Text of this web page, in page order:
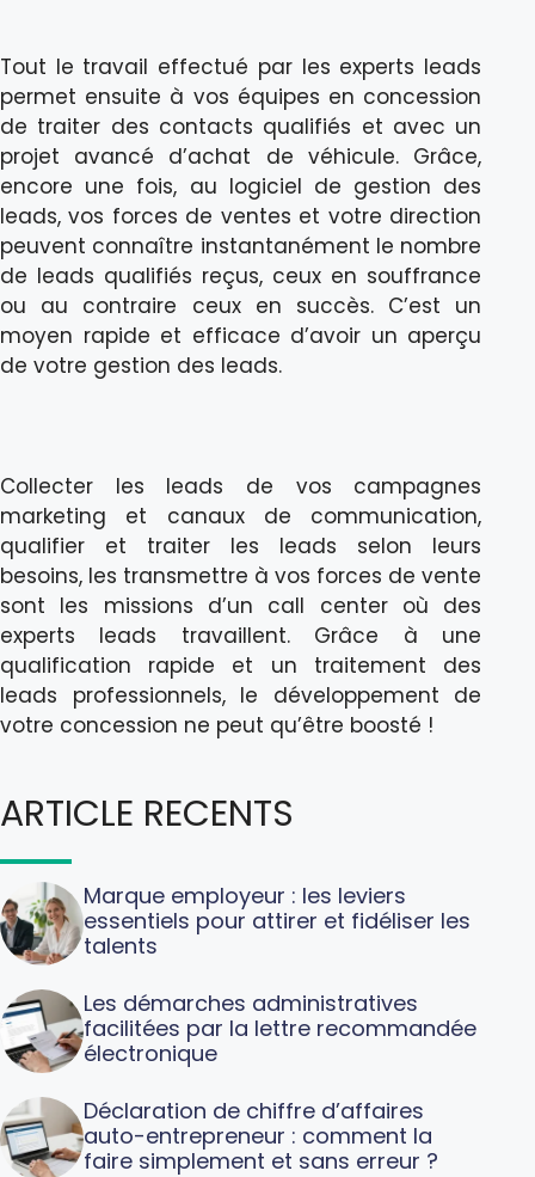
Tout le travail effectué par les experts leads
permet ensuite à vos équipes en concession
de traiter des contacts qualifiés et avec un
projet avancé d’achat de véhicule. Grâce,
encore une fois, au logiciel de gestion des
leads, vos forces de ventes et votre direction
peuvent connaître instantanément le nombre
de leads qualifiés reçus, ceux en souffrance
ou au contraire ceux en succès. C’est un
moyen rapide et efficace d’avoir un aperçu
de votre gestion des leads.
Collecter les leads de vos campagnes
marketing et canaux de communication,
qualifier et traiter les leads selon leurs
besoins, les transmettre à vos forces de vente
sont les missions d’un call center où des
experts leads travaillent. Grâce à une
qualification rapide et un traitement des
leads professionnels, le développement de
votre concession ne peut qu’être boosté !
ARTICLE RECENTS
Marque employeur : les leviers
essentiels pour attirer et fidéliser les
talents
Les démarches administratives
facilitées par la lettre recommandée
électronique
Déclaration de chiffre d’affaires
auto-entrepreneur : comment la
faire simplement et sans erreur ?